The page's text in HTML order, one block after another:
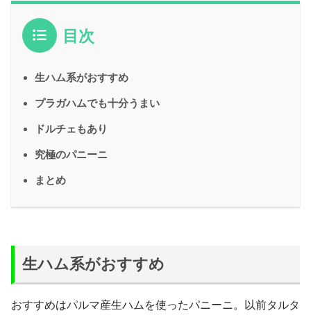
目次
生ハム系がおすすめ
プラガハムでも十分うまい
ドルチェもあり
究極のパニーニ
まとめ
生ハム系がおすすめ
おすすめはパルマ産生ハムを使ったパニーニ。以前タルタ